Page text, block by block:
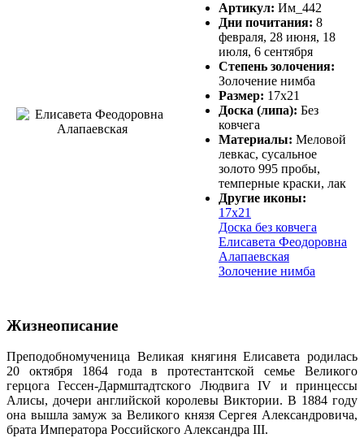
Артикул: Им_442
Дни почитания: 8
февраля, 28 июня, 18
июля, 6 сентября
Степень золочения:
Золочение нимба
Размер: 17х21
Доска (липа): Без
ковчега
Материалы: Меловой
левкас, сусальное
золото 995 пробы,
темперные краски, лак
Другие иконы:
17х21
Доска без ковчега
Елисавета Феодоровна
Алапаевская
Золочение нимба
Жизнеописание
Преподобномученица Великая княгиня Елисавета родилась
20 октября 1864 года в протестантской семье Великого
герцога Гессен-Дармштадтского Людвига IV и принцессы
Алисы, дочери английской королевы Виктории. В 1884 году
она вышла замуж за Великого князя Сергея Александровича,
брата Императора Российского Александра III.